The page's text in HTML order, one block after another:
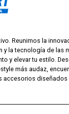
Reunimos la
y la tecnología de las
y elevar tu estilo.
más audaz,
accesorios diseñados